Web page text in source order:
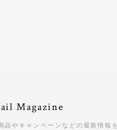
Magazine
品やキャンペーンなどの最新情報